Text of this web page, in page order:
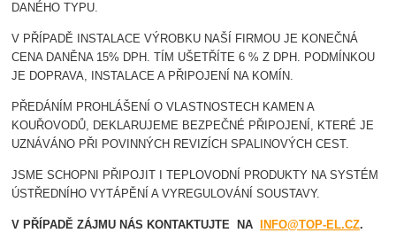
DANÉHO TYPU.
V PŘÍPADĚ INSTALACE VÝROBKU NAŠÍ FIRMOU JE KONEČNÁ
CENA DANĚNA 15% DPH. TÍM UŠETŘÍTE 6 % Z DPH. PODMÍNKOU
JE DOPRAVA, INSTALACE A PŘIPOJENÍ NA KOMÍN.
PŘEDÁNÍM PROHLÁŠENÍ O VLASTNOSTECH KAMEN A
KOUŘOVODŮ, DEKLARUJEME BEZPEČNÉ PŘIPOJENÍ, KTERÉ JE
UZNÁVÁNO PŘI POVINNÝCH REVIZÍCH SPALINOVÝCH CEST.
JSME SCHOPNI PŘIPOJIT I TEPLOVODNÍ PRODUKTY NA SYSTÉM
ÚSTŘEDNÍHO VYTÁPĚNÍ A VYREGULOVÁNÍ SOUSTAVY.
V PŘÍPADĚ ZÁJMU NÁS KONTAKTUJTE NA INFO@TOP-EL.CZ.